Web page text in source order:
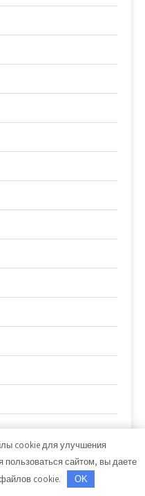
cookie для улучшения
пользоваться сайтом, вы даете
cookie.
OK